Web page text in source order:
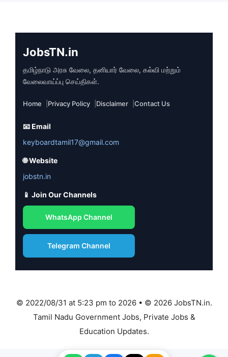
JobsTN.in
தமிழ்நாடு அரசு வேலை, தனியார் வேலை, கல்வி மற்றும்
வேலைவாய்ப்பு செய்திகள்.
Home Privacy Policy Disclaimer Contact Us
📧 Email
keyboardtamil17@gmail.com
🌐 Website
jobstn.in
📱 Join Our Channels
WhatsApp Channel
Telegram Channel
© 2022/08/31 at 5:23 pm to 2026 • © 2026 JobsTN.in.
Tamil Nadu Government Jobs, Private Jobs &
Education Updates.